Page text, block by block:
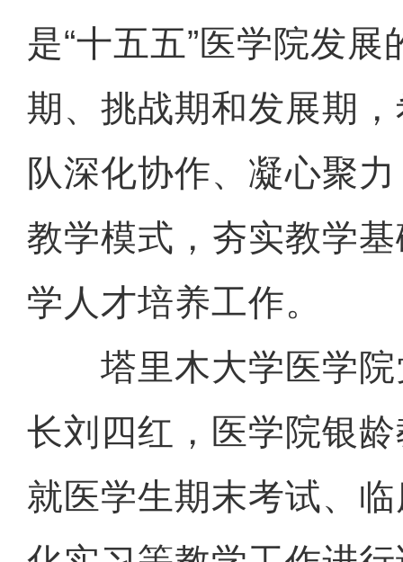
是“十五五”医学院发
期、挑战期和发展期
队深化协作、凝心聚
教学模式，夯实教学
学人才培养工作。
塔里木大学医学院
长刘四红，医学院银
就医学生期末考试、